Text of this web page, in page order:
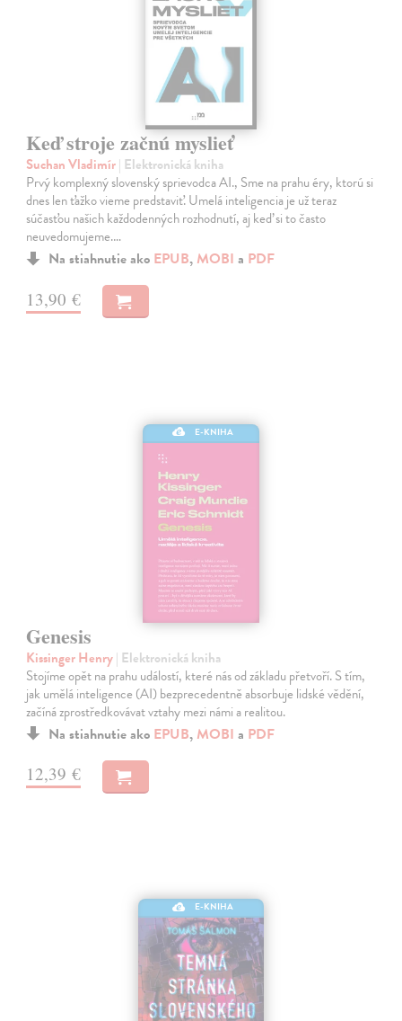
Keď stroje začnú myslieť
Suchan Vladimír| Elektronická kniha
Prvý komplexný slovenský sprievodca AI., Sme na prahu éry, ktorú si
dnes len ťažko vieme predstaviť. Umelá inteligencia je už teraz
súčasťou našich každodenných rozhodnutí, aj keď si to často
neuvedomujeme.…
Na stiahnutie ako EPUB, MOBI a PDF
13,90 €
E-KNIHA
Genesis
Kissinger Henry| Elektronická kniha
Stojíme opět na prahu událostí, které nás od základu přetvoří. S tím,
jak umělá inteligence (AI) bezprecedentně absorbuje lidské vědění,
začíná zprostředkovávat vztahy mezi námi a realitou.
Na stiahnutie ako EPUB, MOBI a PDF
12,39 €
E-KNIHA